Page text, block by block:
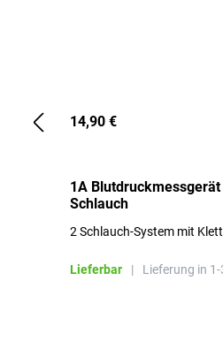
14,90 €
1A
Schlauch
2 Schlauch-System mit
Lieferbar | Lieferung in